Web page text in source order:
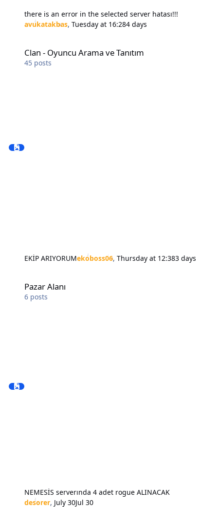
there is an error in the selected server hatası!!!
avukatakbas,Tuesday at 16:284 days
Clan - Oyuncu Arama ve Tanıtım
45 posts
EKİP ARIYORUMekoboss06,Thursday at 12:383 days
Pazar Alanı
6 posts
NEMESİS serverında 4 adet rogue ALINACAK
desorer, July 30Jul 30